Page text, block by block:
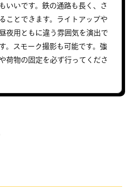
いいです。鉄の通路も長く、さ
ことできます。ライトアップや
夜用ともに違う雰囲気を演出で
。スモーク撮影も可能です。強
荷物の固定を必ず行ってくださ